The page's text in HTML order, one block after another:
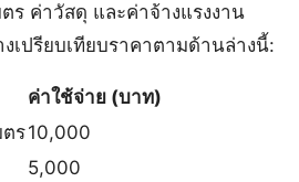
ร ค่าวัสดุ และค่าจ้างแรงงาน
เปรียบเทียบราคาตามด้านล่างนี้:
ค่าใช้จ่าย (บาท)
ตร10,000
5,000